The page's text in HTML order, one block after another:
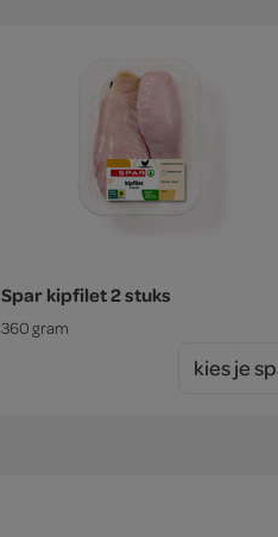
Spar kipfilet 2 stuks
360 gram
kies je